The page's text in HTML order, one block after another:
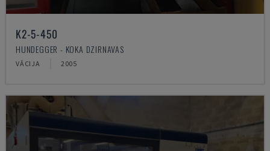
K2-5-450
HUNDEGGER - KOKA DZIRNAVAS
VĀCIJA 2005